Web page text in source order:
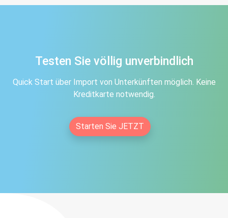
Testen Sie völlig unverbindlich
Quick Start über Import von Unterkünften möglich. Keine
Kreditkarte notwendig.
Starten Sie JETZT